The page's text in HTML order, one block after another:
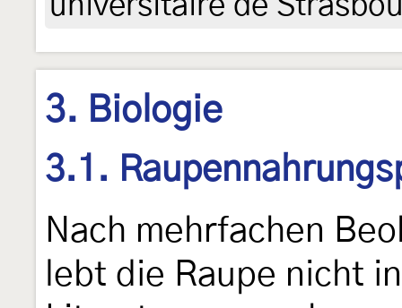
3. Biologie
3.1.
Nach mehrfachen
lebt die Raupe nicht